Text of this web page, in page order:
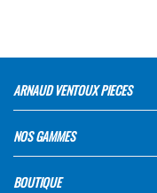
ARNAUD VENTOUX PIECES
NOS GAMMES
BOUTIQUE